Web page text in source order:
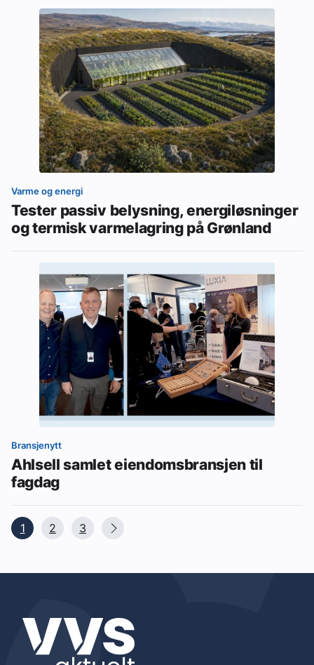
Varme og energi
Tester passiv belysning, energiløsninger
og termisk varmelagring på Grønland
Bransjenytt
Ahlsell samlet eiendomsbransjen til
fagdag
1 2 3